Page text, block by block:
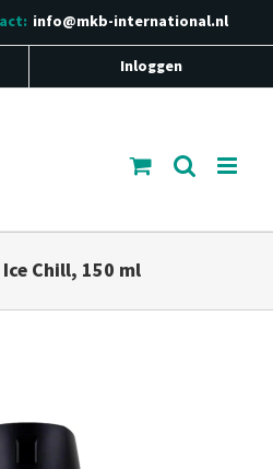
info@mkb-international.nl
Inloggen
Chill, 150 ml